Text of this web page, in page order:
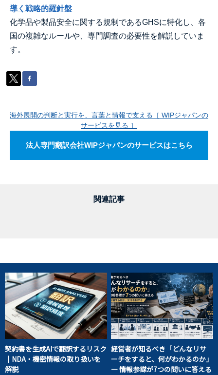
導く戦略的羅針盤
化学品や製品安全に関する規制であるGHSに特化し、各
国の複雑なルールや、専門調査の必要性を解説していま
す。
海外展開の判断と実行を、言葉と情報で支える［ WIPジャパンの
サービスを見る ］
法人専門翻訳会社WIPジャパンのサービスはこちら
関連記事
契約書を生成AIで翻訳するリスク
｜NDA・機密情報の取り扱いを
解説
経営者が知るべき「どんなリサ
ーチをすると、何がわかるのか」
― 情報参謀が7つの問いに答える